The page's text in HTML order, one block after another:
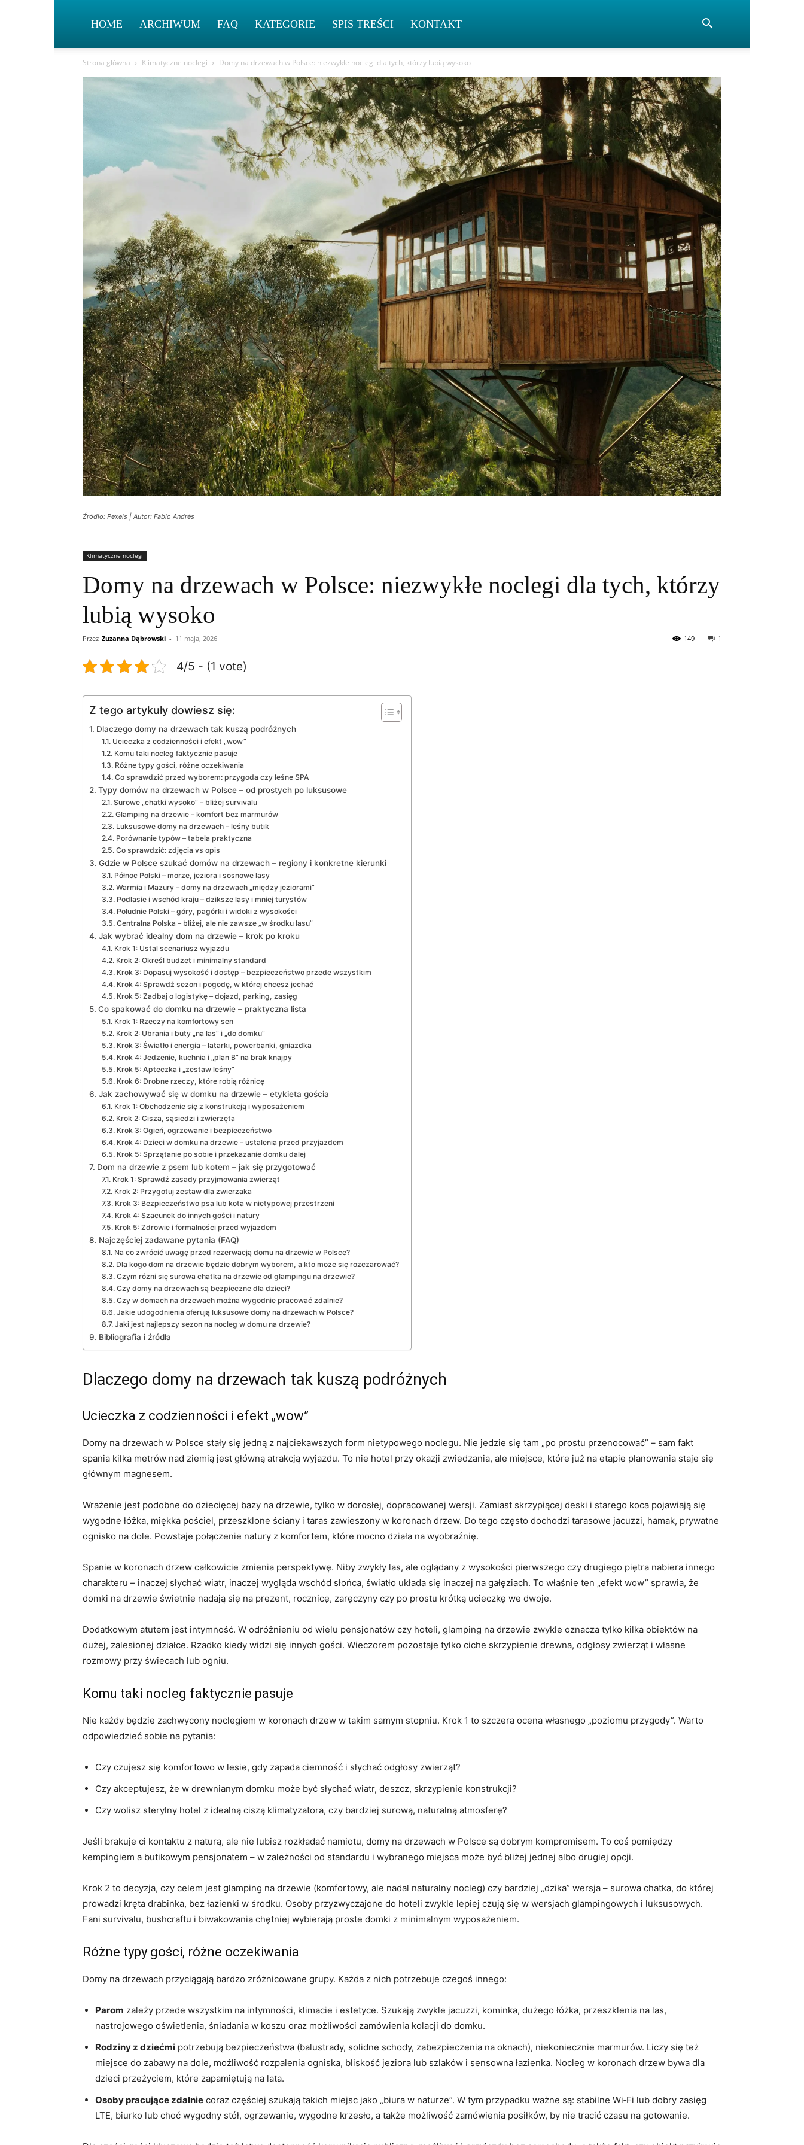
HOME ARCHIWUM FAQ KATEGORIE SPIS TREŚCI KONTAKT
Strona główna Klimatyczne noclegi Domy na drzewach w Polsce: niezwykłe noclegi dla tych, którzy lubią wysoko
Źródło: Pexels | Autor: Fabio Andrés
Klimatyczne noclegi
Domy na drzewach w Polsce: niezwykłe noclegi dla tych, którzy
lubią wysoko
Przez Zuzanna Dąbrowski - 11 maja, 2026 1
149
4/5 - (1 vote)
Z tego artykuły dowiesz się:
Dlaczego domy na drzewach tak kuszą podróżnych
Ucieczka z codzienności i efekt „wow”
Komu taki nocleg faktycznie pasuje
Różne typy gości, różne oczekiwania
Co sprawdzić przed wyborem: przygoda czy leśne SPA
Typy domów na drzewach w Polsce – od prostych po luksusowe
Surowe „chatki wysoko” – bliżej survivalu
Glamping na drzewie – komfort bez marmurów
Luksusowe domy na drzewach – leśny butik
Porównanie typów – tabela praktyczna
Co sprawdzić: zdjęcia vs opis
Gdzie w Polsce szukać domów na drzewach – regiony i konkretne kierunki
Północ Polski – morze, jeziora i sosnowe lasy
Warmia i Mazury – domy na drzewach „między jeziorami”
Podlasie i wschód kraju – dziksze lasy i mniej turystów
Południe Polski – góry, pagórki i widoki z wysokości
Centralna Polska – bliżej, ale nie zawsze „w środku lasu”
Jak wybrać idealny dom na drzewie – krok po kroku
Krok 1: Ustal scenariusz wyjazdu
Krok 2: Określ budżet i minimalny standard
Krok 3: Dopasuj wysokość i dostęp – bezpieczeństwo przede wszystkim
Krok 4: Sprawdź sezon i pogodę, w której chcesz jechać
Krok 5: Zadbaj o logistykę – dojazd, parking, zasięg
Co spakować do domku na drzewie – praktyczna lista
Krok 1: Rzeczy na komfortowy sen
Krok 2: Ubrania i buty „na las” i „do domku”
Krok 3: Światło i energia – latarki, powerbanki, gniazdka
Krok 4: Jedzenie, kuchnia i „plan B” na brak knajpy
Krok 5: Apteczka i „zestaw leśny”
Krok 6: Drobne rzeczy, które robią różnicę
Jak zachowywać się w domku na drzewie – etykieta gościa
Krok 1: Obchodzenie się z konstrukcją i wyposażeniem
Krok 2: Cisza, sąsiedzi i zwierzęta
Krok 3: Ogień, ogrzewanie i bezpieczeństwo
Krok 4: Dzieci w domku na drzewie – ustalenia przed przyjazdem
Krok 5: Sprzątanie po sobie i przekazanie domku dalej
Dom na drzewie z psem lub kotem – jak się przygotować
Krok 1: Sprawdź zasady przyjmowania zwierząt
Krok 2: Przygotuj zestaw dla zwierzaka
Krok 3: Bezpieczeństwo psa lub kota w nietypowej przestrzeni
Krok 4: Szacunek do innych gości i natury
Krok 5: Zdrowie i formalności przed wyjazdem
Najczęściej zadawane pytania (FAQ)
Na co zwrócić uwagę przed rezerwacją domu na drzewie w Polsce?
Dla kogo dom na drzewie będzie dobrym wyborem, a kto może się rozczarować?
Czym różni się surowa chatka na drzewie od glampingu na drzewie?
Czy domy na drzewach są bezpieczne dla dzieci?
Czy w domach na drzewach można wygodnie pracować zdalnie?
Jakie udogodnienia oferują luksusowe domy na drzewach w Polsce?
Jaki jest najlepszy sezon na nocleg w domu na drzewie?
Bibliografia i źródła
Dlaczego domy na drzewach tak kuszą podróżnych
Ucieczka z codzienności i efekt „wow”
Domy na drzewach w Polsce stały się jedną z najciekawszych form nietypowego noclegu. Nie jedzie się tam „po prostu przenocować” – sam fakt
spania kilka metrów nad ziemią jest główną atrakcją wyjazdu. To nie hotel przy okazji zwiedzania, ale miejsce, które już na etapie planowania staje się
głównym magnesem.
Wrażenie jest podobne do dziecięcej bazy na drzewie, tylko w dorosłej, dopracowanej wersji. Zamiast skrzypiącej deski i starego koca pojawiają się
wygodne łóżka, miękka pościel, przeszklone ściany i taras zawieszony w koronach drzew. Do tego często dochodzi tarasowe jacuzzi, hamak, prywatne
ognisko na dole. Powstaje połączenie natury z komfortem, które mocno działa na wyobraźnię.
Spanie w koronach drzew całkowicie zmienia perspektywę. Niby zwykły las, ale oglądany z wysokości pierwszego czy drugiego piętra nabiera innego
charakteru – inaczej słychać wiatr, inaczej wygląda wschód słońca, światło układa się inaczej na gałęziach. To właśnie ten „efekt wow” sprawia, że
domki na drzewie świetnie nadają się na prezent, rocznicę, zaręczyny czy po prostu krótką ucieczkę we dwoje.
Dodatkowym atutem jest intymność. W odróżnieniu od wielu pensjonatów czy hoteli, glamping na drzewie zwykle oznacza tylko kilka obiektów na
dużej, zalesionej działce. Rzadko kiedy widzi się innych gości. Wieczorem pozostaje tylko ciche skrzypienie drewna, odgłosy zwierząt i własne
rozmowy przy świecach lub ogniu.
Komu taki nocleg faktycznie pasuje
Nie każdy będzie zachwycony noclegiem w koronach drzew w takim samym stopniu. Krok 1 to szczera ocena własnego „poziomu przygody”. Warto
odpowiedzieć sobie na pytania:
Czy czujesz się komfortowo w lesie, gdy zapada ciemność i słychać odgłosy zwierząt?
Czy akceptujesz, że w drewnianym domku może być słychać wiatr, deszcz, skrzypienie konstrukcji?
Czy wolisz sterylny hotel z idealną ciszą klimatyzatora, czy bardziej surową, naturalną atmosferę?
Jeśli brakuje ci kontaktu z naturą, ale nie lubisz rozkładać namiotu, domy na drzewach w Polsce są dobrym kompromisem. To coś pomiędzy
kempingiem a butikowym pensjonatem – w zależności od standardu i wybranego miejsca może być bliżej jednej albo drugiej opcji.
Krok 2 to decyzja, czy celem jest glamping na drzewie (komfortowy, ale nadal naturalny nocleg) czy bardziej „dzika” wersja – surowa chatka, do której
prowadzi kręta drabinka, bez łazienki w środku. Osoby przyzwyczajone do hoteli zwykle lepiej czują się w wersjach glampingowych i luksusowych.
Fani survivalu, bushcraftu i biwakowania chętniej wybierają proste domki z minimalnym wyposażeniem.
Różne typy gości, różne oczekiwania
Domy na drzewach przyciągają bardzo zróżnicowane grupy. Każda z nich potrzebuje czegoś innego:
Parom zależy przede wszystkim na intymności, klimacie i estetyce. Szukają zwykle jacuzzi, kominka, dużego łóżka, przeszklenia na las,
nastrojowego oświetlenia, śniadania w koszu oraz możliwości zamówienia kolacji do domku.
Rodziny z dziećmi potrzebują bezpieczeństwa (balustrady, solidne schody, zabezpieczenia na oknach), niekoniecznie marmurów. Liczy się też
miejsce do zabawy na dole, możliwość rozpalenia ogniska, bliskość jeziora lub szlaków i sensowna łazienka. Nocleg w koronach drzew bywa dla
dzieci przeżyciem, które zapamiętują na lata.
Osoby pracujące zdalnie coraz częściej szukają takich miejsc jako „biura w naturze”. W tym przypadku ważne są: stabilne Wi‑Fi lub dobry zasięg
LTE, biurko lub choć wygodny stół, ogrzewanie, wygodne krzesło, a także możliwość zamówienia posiłków, by nie tracić czasu na gotowanie.